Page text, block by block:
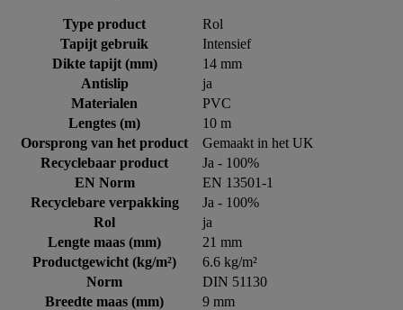
Type product
Rol
Tapijt gebruik
Intensief
Dikte tapijt (mm)
14 mm
Antislip
ja
Materialen
PVC
Lengtes (m)
10 m
Oorsprong van het product
Gemaakt in het UK
Recyclebaar product
Ja - 100%
EN Norm
EN 13501-1
Recyclebare verpakking
Ja - 100%
Rol
ja
Lengte maas (mm)
21 mm
Productgewicht (kg/m²)
6.6 kg/m²
Norm
DIN 51130
Breedte maas (mm)
9 mm